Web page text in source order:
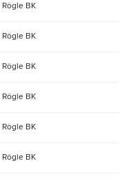
Rögle BK
Rögle BK
Rögle BK
Rögle BK
Rögle BK
Rögle BK